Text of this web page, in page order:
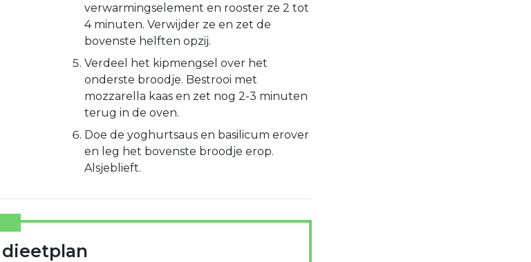
verwarmingselement en rooster ze 2 tot
4 minuten. Verwijder ze en zet de
bovenste helften opzij.
Verdeel het kipmengsel over het
onderste broodje. Bestrooi met
mozzarella kaas en zet nog 2-3 minuten
terug in de oven.
Doe de yoghurtsaus en basilicum erover
en leg het bovenste broodje erop.
Alsjeblieft.